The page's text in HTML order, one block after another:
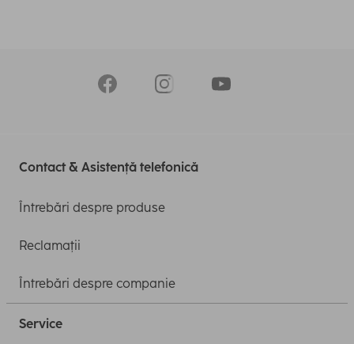
Contact & Asistență telefonică
Întrebări despre produse
Reclamații
Întrebări despre companie
Service